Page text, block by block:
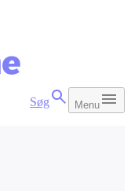
Søg Menu